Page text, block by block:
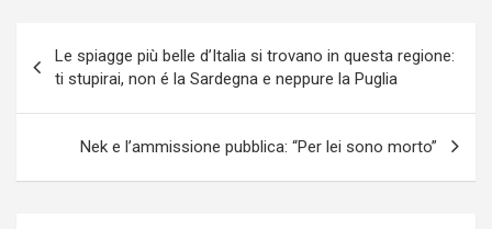
articoli
Le spiagge più belle d’Italia si trovano in questa regione:
ti stupirai, non é la Sardegna e neppure la Puglia
Nek e l’ammissione pubblica: “Per lei sono morto”